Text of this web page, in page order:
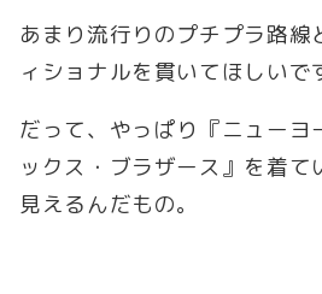
あまり流行りのプチプラ路線
ィショナルを貫いてほしいで
だって、やっぱり『ニューヨ
ックス・ブラザース』を着て
見えるんだもの。